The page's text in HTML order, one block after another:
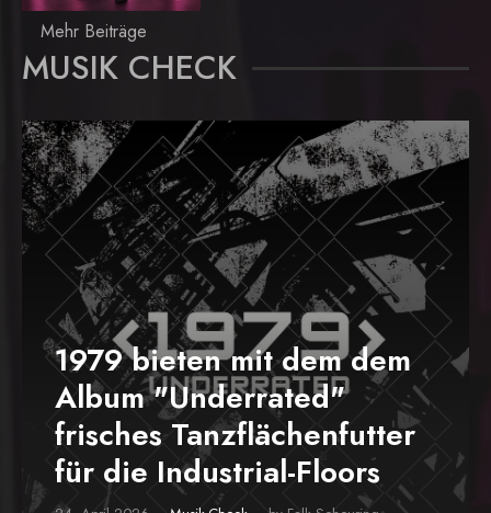
Mehr Beiträge
MUSIK CHECK
1979 bieten mit dem dem
Album "Underrated"
frisches Tanzflächenfutter
für die Industrial-Floors